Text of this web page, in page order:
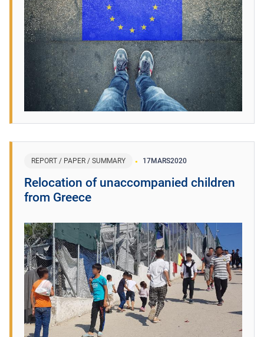
REPORT / PAPER / SUMMARY 17MARS2020
Relocation of unaccompanied children
from Greece